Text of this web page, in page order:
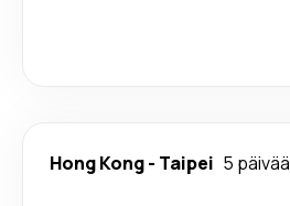
Hong Kong- Taipei 5 päivää